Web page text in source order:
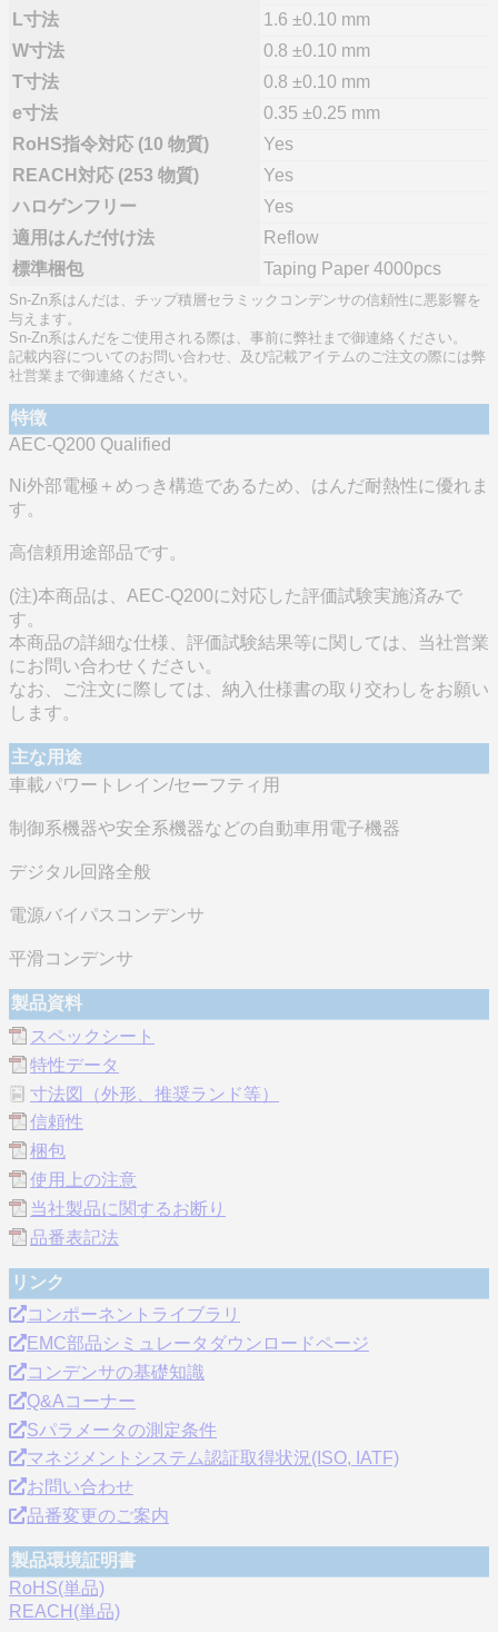
L寸法
1.6 ±0.10 mm
W寸法
0.8 ±0.10 mm
T寸法
0.8 ±0.10 mm
e寸法
0.35 ±0.25 mm
RoHS指令対応 (10 物質)
Yes
REACH対応 (253 物質)
Yes
ハロゲンフリー
Yes
適用はんだ付け法
Reflow
標準梱包
Taping Paper 4000pcs
Sn-Zn系はんだは、チップ積層セラミックコンデンサの信頼性に悪影響を
与えます。
Sn-Zn系はんだをご使用される際は、事前に弊社まで御連絡ください。
記載内容についてのお問い合わせ、及び記載アイテムのご注文の際には弊
社営業まで御連絡ください。
特徴
AEC-Q200 Qualified
Ni外部電極＋めっき構造であるため、はんだ耐熱性に優れま
す。
高信頼用途部品です。
(注)本商品は、AEC-Q200に対応した評価試験実施済みで
す。
本商品の詳細な仕様、評価試験結果等に関しては、当社営業
にお問い合わせください。
なお、ご注文に際しては、納入仕様書の取り交わしをお願い
します。
主な用途
車載パワートレイン/セーフティ用
制御系機器や安全系機器などの自動車用電子機器
デジタル回路全般
電源バイパスコンデンサ
平滑コンデンサ
製品資料
スペックシート
特性データ
寸法図（外形、推奨ランド等）
信頼性
梱包
使用上の注意
当社製品に関するお断り
品番表記法
リンク
コンポーネントライブラリ
EMC部品シミュレータダウンロードページ
コンデンサの基礎知識
Q&Aコーナー
Sパラメータの測定条件
マネジメントシステム認証取得状況(ISO, IATF)
お問い合わせ
品番変更のご案内
製品環境証明書
RoHS(単品)
REACH(単品)